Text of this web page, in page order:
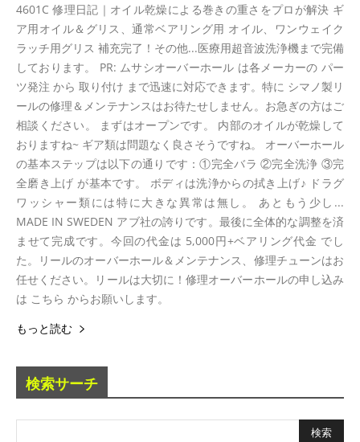
4601C 修理日記｜オイル乾燥による巻きの重さをプロが解決 ギ
ア用オイル＆グリス、通常ベアリング用 オイル、ワンウェイク
ラッチ用グリス 補充完了！その他...医療用超音波洗浄機まで完備
しております。 PR: ムサシオーバーホール は各メーカーの パー
ツ発注 から 取り付け まで迅速に対応できます。特に シマノ製リ
ールの修理＆メンテナンスはお待たせしません。お急ぎの方はご
相談ください。 まずはオープンです。 内部のオイルが乾燥して
おりますね~ ギア類は問題なく良さそうですね。 オーバーホール
の基本ステップは以下の通りです：①完全バラ ②完全洗浄 ③完
全磨き上げ が基本です。 ボディは洗浄からの拭き上げ♪ ドラグ
ワッシャー類には特に大きな異常は無し。 あともう少し...
MADE IN SWEDEN アブ社の誇りです。最後に全体的な調整を済
ませて完成です。今回の代金は 5,000円+ベアリング代金 でし
た。リールのオーバーホール＆メンテナンス、修理チューンはお
任せください。リールは大切に！修理オーバーホールの申し込み
は こちら からお願いします。
もっと読む
検索サーチ